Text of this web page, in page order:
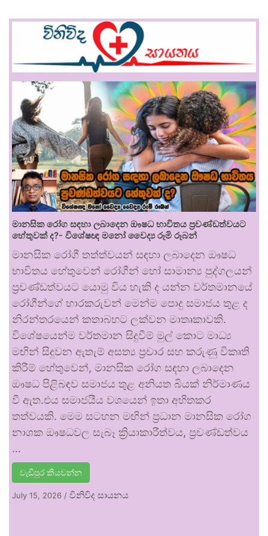
මානසික රෝග සඳහා ලබාදෙන ඖෂධ භාවිතය ප්‍රචණ්ඩත්වයට
හේතුවක් ද?- විශේෂඥ මනෝ වෛද්‍ය රූමි රූබන්
මානසික රෝගී තත්ත්වයන් සඳහා ලබාදෙන ඖෂධ
භාවිතය හේතුවෙන් රෝගීන් හෝ සාමාන්‍ය පුද්ගලයන්
ප්‍රචණ්ඩත්වයට යොමු විය හැකි ද යන්න වර්තමානයේ
රෝගීන්ගේ භාරකරුවන් මෙන්ම පොදු සමාජය තුළ ද
නිරන්තරයෙන් කතාබහට ලක්වන මාතෘකාවකි.
විශේෂයෙන්ම වර්තමාන සිදුවීම් මුල් කොට මාධ්‍ය
මඟින් සිදුවන ඇතැම් අසත්‍ය ප්‍රචාර සහ කරුණු විකෘති
කිරීම් හේතුවෙන්, මානසික රෝග සඳහා ලබාදෙන
ඖෂධ පිළිබඳව සමාජය තුළ අනියත බියක් නිර්මාණය
වී ඇත.එය සමාජයීය වශයෙන් ඉතා අහිතකර
තත්වයකි. මෙම සටහන මඟින් ප්‍රධාන මානසික රෝග
නාශක ඖෂධවල සැබෑ ක්‍රියාකාරීත්වය, ප්‍රචණ්ඩත්වය
…
වැඩිපුර කියවන්න
July 15, 2026 / විනිවිද සායනය